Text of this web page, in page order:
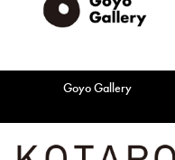
Goyo Gallery